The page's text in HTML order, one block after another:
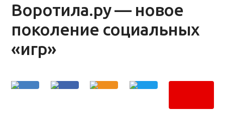
Воротила.ру — новое
поколение социальных
«игр»